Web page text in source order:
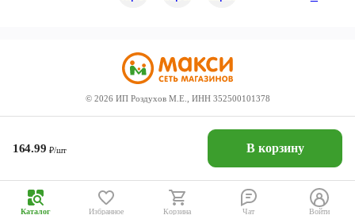
164.99 ₽/шт В корзину
© 2026 ИП Роздухов М.Е., ИНН 352500101378
Каталог Избранное Корзина Чат Войти